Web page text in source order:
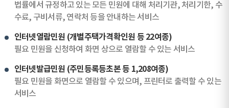
법률에서 규정하고 있는 모든 민원에 대해 처리기관, 처리기한, 수
수료, 구비서류, 연락처 등을 안내하는 서비스
인터넷열람민원 (개별주택가격확인원 등 22여종)
필요 민원을 신청하여 화면 상으로 열람할 수 있는 서비스
인터넷발급민원 (주민등록등초본 등 1,208여종)
필요 민원을 화면으로 열람할 수 있으며, 프린터로 출력할 수 있는
서비스